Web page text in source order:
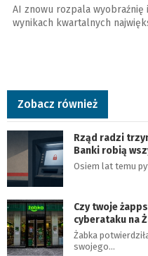
AI znowu rozpala wyobraźnię
wynikach kwartalnych
Zobacz również
Rząd radzi
Banki robią
Osiem lat temu
Czy twoje
cyberataku na
Żabka
swojego…